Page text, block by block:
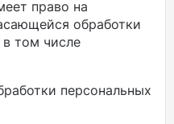
право на
обработки
в том числе
персональных